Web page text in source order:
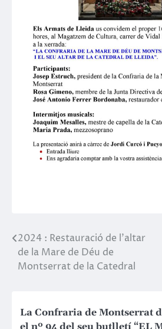
Post
navigation
2024 : Restauració de l’altar
de la Mare de Déu de
Montserrat de la Catedral
La Confraria de Montserrat